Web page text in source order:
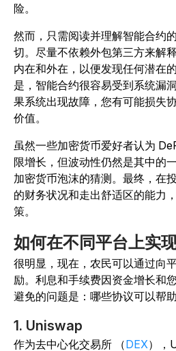
险。
然而，只需阅读并理解智能合约
切。尽量不依赖外包第三方来解
内在和外在，以便发现任何潜在
是，智能合约很容易受到系统漏
果系统出现故障，您有可能损失
价值。
虽然一些加密货币爱好者认为
限增长，但波动性仍然是其中的
加密货币泡沫的猜测。最终，在
的财务状况和走出舒适区的能力
策。
如何在不同平台上实
很明显，现在，农民可以通过向
励。利息和手续费因资金增长和
避免的问题是：哪些协议可以帮
1. Uniswap
作为去中心化交易所 （DEX），